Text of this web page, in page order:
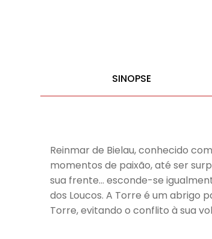
SINOPSE
Reinmar de Bielau, conhecido
momentos de paixão, até ser
sua frente… esconde-se
dos Loucos. A Torre é um abrigo
Torre, evitando o conflito à sua